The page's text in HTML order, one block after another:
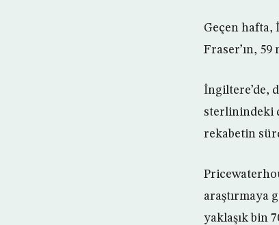
Geçen hafta,
Fraser’ın,
İngiltere’de,
sterlinindeki
rekabetin
araştırmaya
yaklaşık bin